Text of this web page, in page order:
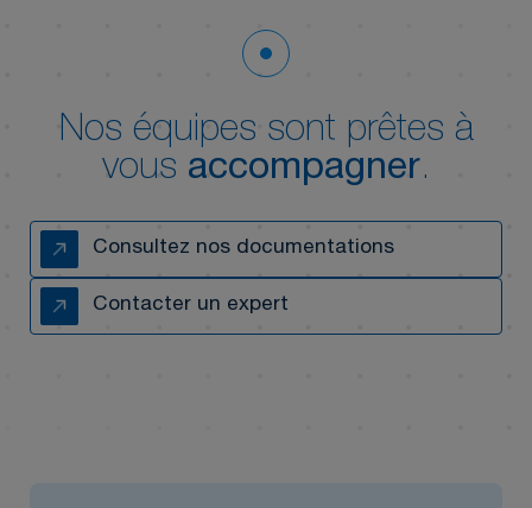
Nos équipes sont prêtes à
vous accompagner.
Consultez nos documentations
Contacter un expert